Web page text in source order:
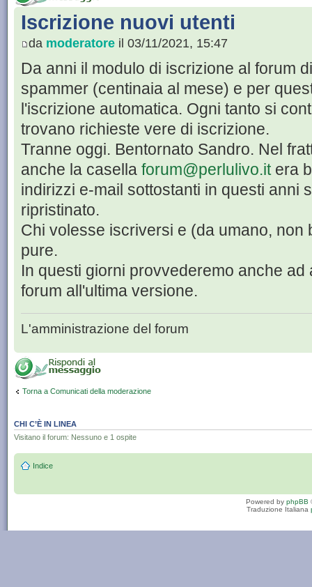
Iscrizione nuovi utenti
da moderatore il 03/11/2021, 15:47
Da anni il modulo di iscrizione al forum
spammer (centinaia al mese) e per
l'iscrizione automatica. Ogni tanto si
trovano richieste vere di iscrizione.
Tranne oggi. Bentornato Sandro. Nel
anche la casella forum@perlulivo.itera
indirizzi e-mail sottostanti in questi anni
ripristinato.
Chi volesse iscriversi e (da umano, non
pure.
In questi giorni provvederemo anche
forum all'ultima versione.
L'amministrazione del forum
Torna a Comunicati della moderazione
CHI C’È IN LINEA
Visitano il forum: Nessuno e 1 ospite
Indice
Powered by phpBB
Traduzione Italiana